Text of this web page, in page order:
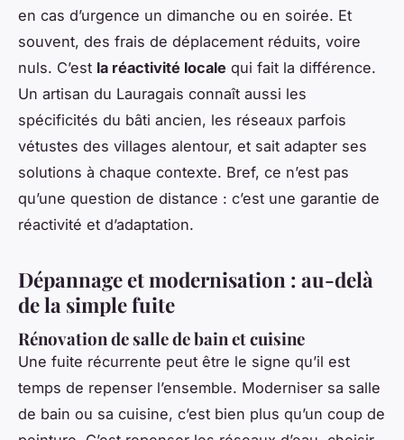
en cas d’urgence un dimanche ou en soirée. Et
souvent, des frais de déplacement réduits, voire
nuls. C’est la réactivité locale qui fait la différence.
Un artisan du Lauragais connaît aussi les
spécificités du bâti ancien, les réseaux parfois
vétustes des villages alentour, et sait adapter ses
solutions à chaque contexte. Bref, ce n’est pas
qu’une question de distance : c’est une garantie de
réactivité et d’adaptation.
Dépannage et modernisation : au-delà
de la simple fuite
Rénovation de salle de bain et cuisine
Une fuite récurrente peut être le signe qu’il est
temps de repenser l’ensemble. Moderniser sa salle
de bain ou sa cuisine, c’est bien plus qu’un coup de